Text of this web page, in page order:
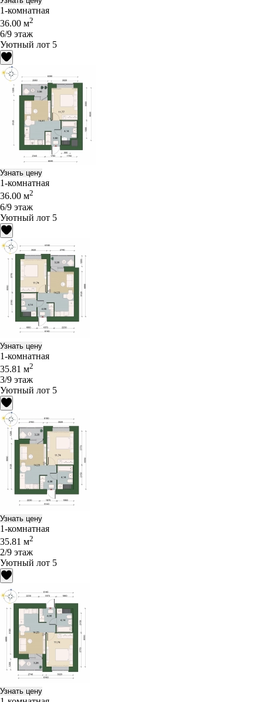
1-комнатная
36.00 м2
6/9 этаж
Уютный лот 5
Узнать цену
1-комнатная
36.00 м2
6/9 этаж
Уютный лот 5
Узнать цену
1-комнатная
35.81 м2
3/9 этаж
Уютный лот 5
Узнать цену
1-комнатная
35.81 м2
2/9 этаж
Уютный лот 5
Узнать цену